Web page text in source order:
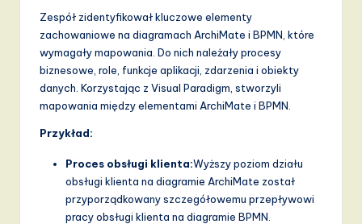
Zespół zidentyfikował kluczowe elementy
zachowaniowe na diagramach ArchiMate i BPMN, które
wymagały mapowania. Do nich należały procesy
biznesowe, role, funkcje aplikacji, zdarzenia i obiekty
danych. Korzystając z Visual Paradigm, stworzyli
mapowania między elementami ArchiMate i BPMN.
Przykład:
Proces obsługi klienta:Wyższy poziom działu
obsługi klienta na diagramie ArchiMate został
przyporządkowany szczegółowemu przepływowi
pracy obsługi klienta na diagramie BPMN.